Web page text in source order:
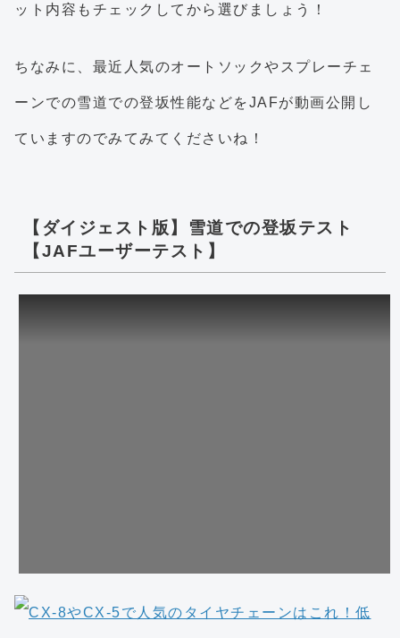
ット内容もチェックしてから選びましょう！
ちなみに、最近人気のオートソックやスプレーチェ
ーンでの雪道での登坂性能などをJAFが動画公開し
ていますのでみてみてくださいね！
【ダイジェスト版】雪道での登坂テスト
【JAFユーザーテスト】